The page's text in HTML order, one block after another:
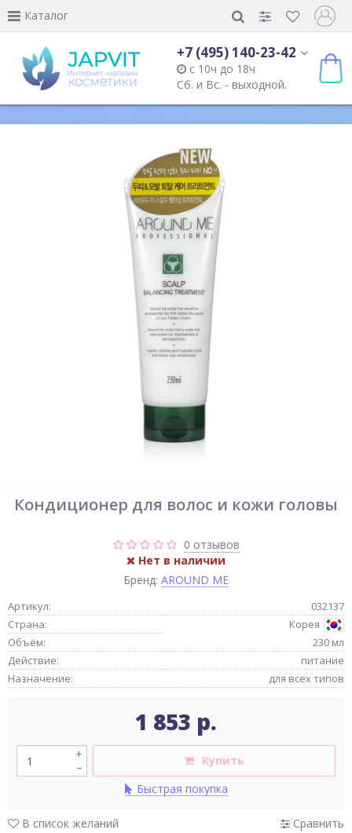
Каталог
+7 (495) 140-23-42
с 10ч до 18ч
Сб. и Вс. - выходной.
Кондиционер для волос и кожи головы
0 отзывов
Нет в наличии
Бренд: AROUND ME
Артикул:
032137
Страна:
Корея
Объём:
230 мл
Действие:
питание
Назначение:
для всех типов
1 853 р.
–
+
Купить
Быстрая покупка
В список желаний Сравнить